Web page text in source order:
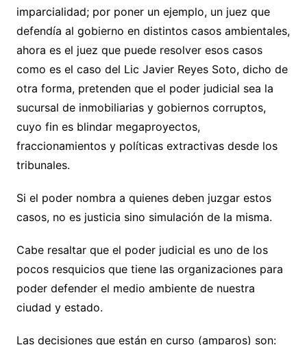
imparcialidad; por poner un ejemplo, un juez que
defendía al gobierno en distintos casos ambientales,
ahora es el juez que puede resolver esos casos
como es el caso del Lic Javier Reyes Soto, dicho de
otra forma, pretenden que el poder judicial sea la
sucursal de inmobiliarias y gobiernos corruptos,
cuyo fin es blindar megaproyectos,
fraccionamientos y políticas extractivas desde los
tribunales.
Si el poder nombra a quienes deben juzgar estos
casos, no es justicia sino simulación de la misma.
Cabe resaltar que el poder judicial es uno de los
pocos resquicios que tiene las organizaciones para
poder defender el medio ambiente de nuestra
ciudad y estado.
Las decisiones que están en curso (amparos) son: